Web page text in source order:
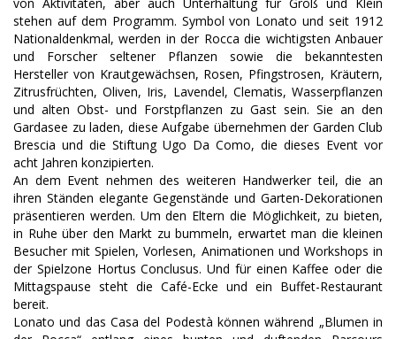
von Aktivitäten, aber auch Unterhaltung für Groß und Klein
stehen auf dem Programm. Symbol von Lonato und seit 1912
Nationaldenkmal, werden in der Rocca die wichtigsten Anbauer
und Forscher seltener Pflanzen sowie die bekanntesten
Hersteller von Krautgewächsen, Rosen, Pfingstrosen, Kräutern,
Zitrusfrüchten, Oliven, Iris, Lavendel, Clematis, Wasserpflanzen
und alten Obst- und Forstpflanzen zu Gast sein. Sie an den
Gardasee zu laden, diese Aufgabe übernehmen der Garden Club
Brescia und die Stiftung Ugo Da Como, die dieses Event vor
acht Jahren konzipierten.
An dem Event nehmen des weiteren Handwerker teil, die an
ihren Ständen elegante Gegenstände und Garten-Dekorationen
präsentieren werden. Um den Eltern die Möglichkeit, zu bieten,
in Ruhe über den Markt zu bummeln, erwartet man die kleinen
Besucher mit Spielen, Vorlesen, Animationen und Workshops in
der Spielzone Hortus Conclusus. Und für einen Kaffee oder die
Mittagspause steht die Café-Ecke und ein Buffet-Restaurant
bereit.
Lonato und das Casa del Podestà können während „Blumen in